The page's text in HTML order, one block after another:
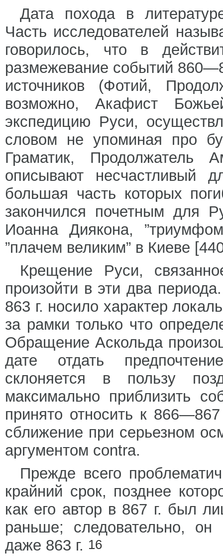
Дата похода в
Часть исследователей
говорилось, что в
размежевание событий
источников (Фотий,
возможно, Акафист
экспедицию Руси,
словом не упоминая про
Граматик, Продолжатель
описывают несчастливый
большая часть которых
закончился почетным для
Иоанна Диякона,
”плачем великим” в Киеве
Крещение Руси,
произойти в эти два
863 г. носило характер
за рамки только что
Обращение Аскольда
дате отдать
склоняется в пользу
максимально приблизить
принято относить к
сближение при серьезном
аргументом contra.
Прежде всего
крайний срок, позднее
как его автор в 867 г. был
раньше; следовательно,
даже 863 г. 16